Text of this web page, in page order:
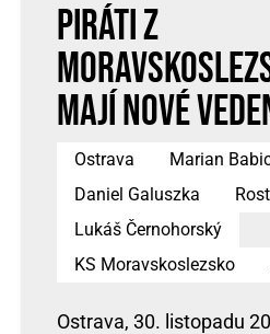
Piráti z
mají nové
Ostrava
Marian
Daniel Galuszka
Lukáš Černohorský
KS Moravskoslezsko
Ostrava, 30. listopadu